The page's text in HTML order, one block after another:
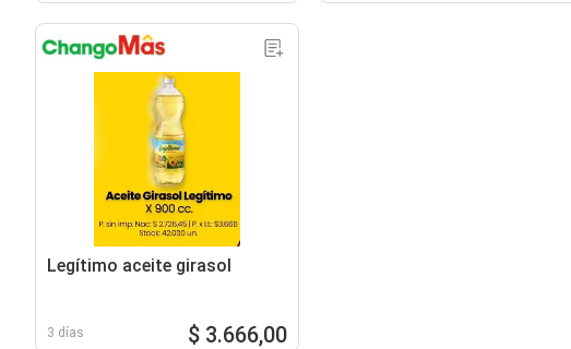
Legítimo aceite girasol
3 días $ 3.666,00